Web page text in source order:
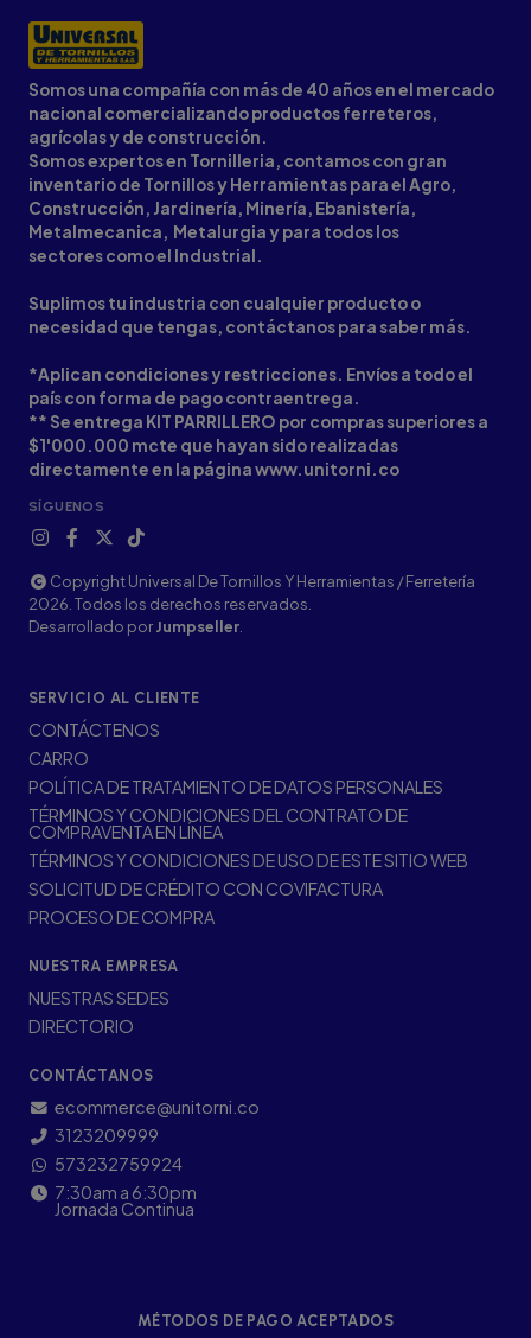
Somos una compañía con más de 40 años en el mercado
nacional comercializando productos ferreteros,
agrícolas y de construcción.
Somos expertos en Tornilleria, contamos con gran
inventario de Tornillos y Herramientas para el Agro,
Construcción, Jardinería, Minería, Ebanistería,
Metalmecanica, Metalurgia y para todos los
sectores como el Industrial.
Suplimos tu industria con cualquier producto o
necesidad que tengas, contáctanos para saber más.
*Aplican condiciones y restricciones. Envíos a todo el
país con forma de pago contraentrega.
** Se entrega KIT PARRILLERO por compras superiores a
$1'000.000 mcte que hayan sido realizadas
directamente en la página www.unitorni.co
SÍGUENOS
Copyright Universal De Tornillos Y Herramientas / Ferretería
2026. Todos los derechos reservados.
Desarrollado porJumpseller
SERVICIO AL CLIENTE
CONTÁCTENOS
CARRO
POLÍTICA DE TRATAMIENTO DE DATOS PERSONALES
TÉRMINOS Y CONDICIONES DEL CONTRATO DE
COMPRAVENTA EN LÍNEA
TÉRMINOS Y CONDICIONES DE USO DE ESTE SITIO WEB
SOLICITUD DE CRÉDITO CON COVIFACTURA
PROCESO DE COMPRA
NUESTRA EMPRESA
NUESTRAS SEDES
DIRECTORIO
CONTÁCTANOS
ecommerce@unitorni.co
3123209999
573232759924
7:30am a 6:30pm
Jornada Continua
MÉTODOS DE PAGO ACEPTADOS